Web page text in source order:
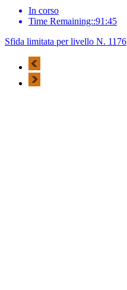
In corso
Time Remaining::91:45
Sfida limitata per livello N. 1176